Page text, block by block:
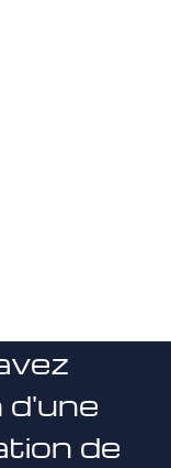
d'une
de